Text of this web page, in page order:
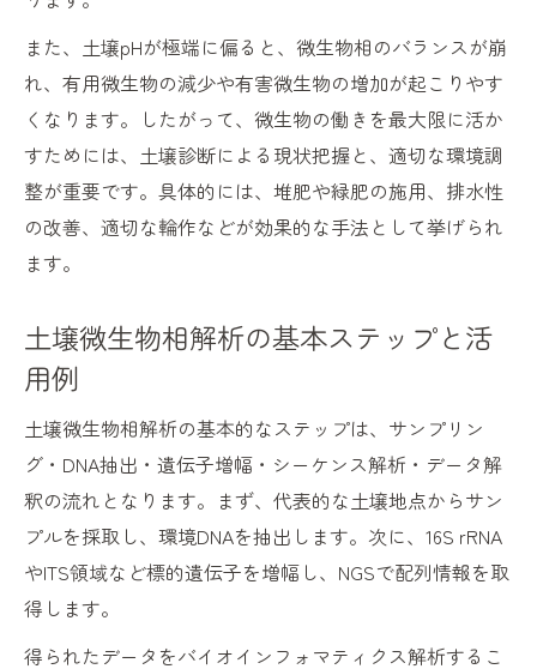
察
生態系視点でみる土壌微生物の活用戦略
また、土壌pHが極端に偏ると、微生物相のバランスが崩
れ、有用微生物の減少や有害微生物の増加が起こりやす
くなります。したがって、微生物の働きを最大限に活か
すためには、土壌診断による現状把握と、適切な環境調
整が重要です。具体的には、堆肥や緑肥の施用、排水性
の改善、適切な輪作などが効果的な手法として挙げられ
ます。
土壌微生物相解析の基本ステップと活
用例
土壌微生物相解析の基本的なステップは、サンプリン
グ・DNA抽出・遺伝子増幅・シーケンス解析・データ解
釈の流れとなります。まず、代表的な土壌地点からサン
プルを採取し、環境DNAを抽出します。次に、16S rRNA
やITS領域など標的遺伝子を増幅し、NGSで配列情報を取
得します。
得られたデータをバイオインフォマティクス解析するこ